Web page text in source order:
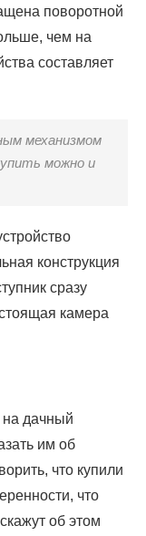
поворотной
чем на
составляет
механизмом
можно и
конструкция
сразу
камера
на дачный
им об
что купили
что
об этом